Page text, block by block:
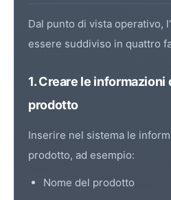
Dal punto di vista operativo,
essere suddiviso in quattro
1. Creare le informazioni
prodotto
Inserire nel sistema le
prodotto, ad esempio:
Nome del prodotto